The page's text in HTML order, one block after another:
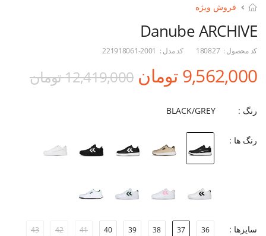
فروش ویژه
Danube ARCHIVE
کد محصول : 180827 کد مدل : 221918061-2001
9,562,000 تومان 12,419,000 تومان
رنگ : BLACK/GREY
رنگ ها :
سایزها : 36
37
38
39
40
41
42
43